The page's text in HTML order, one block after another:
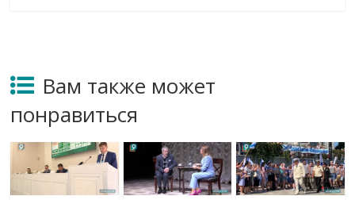
Вам также может
понравиться